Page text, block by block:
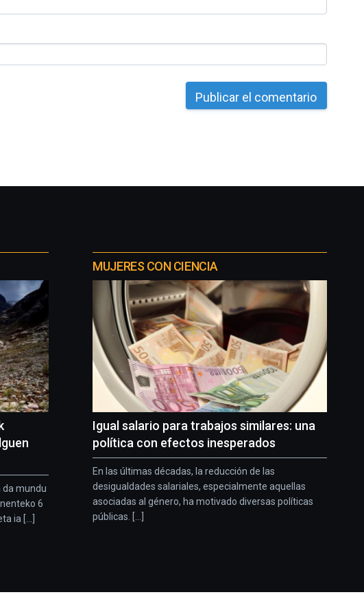
da mundu
6
ia [...]
MUJERES CON CIENCIA
Igual salario para trabajos similares: una
política con efectos inesperados
En las últimas décadas, la reducción de las
desigualdades salariales, especialmente aquellas
asociadas al género, ha motivado diversas políticas
públicas. [...]